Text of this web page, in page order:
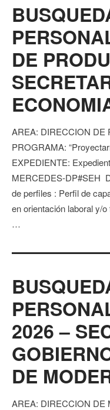
DE
AREA: DIRECCION DE
PROGRAMA:
EXPEDIENTE:
MERCEDES-DP#SEH
de perfiles : Perfil de
en orientación laboral y/
…
2026 –
DE
AREA: DIRECCION DE